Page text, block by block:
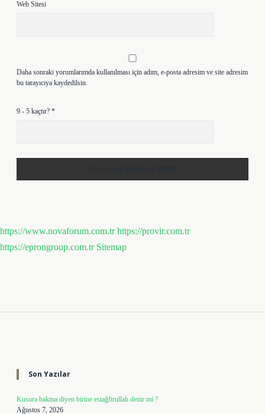
Web Sitesi
Daha sonraki yorumlarımda kullanılması için adım, e-posta adresim ve site adresim
bu tarayıcıya kaydedilsin.
9 - 5 kaçtır? *
https://www.novaforum.com.tr https://provir.com.tr
https://eprongroup.com.tr Sitemap
Son Yazılar
Kusura bakma diyen birine estağfirullah denir mi ?
Ağustos 7, 2026